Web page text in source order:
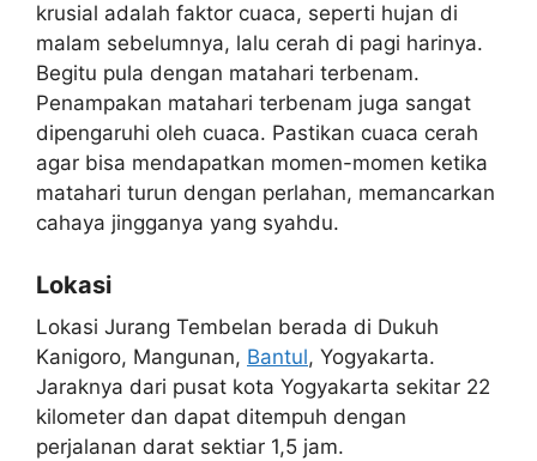
krusial adalah faktor cuaca, seperti hujan di
malam sebelumnya, lalu cerah di pagi harinya.
Begitu pula dengan matahari terbenam.
Penampakan matahari terbenam juga sangat
dipengaruhi oleh cuaca. Pastikan cuaca cerah
agar bisa mendapatkan momen-momen ketika
matahari turun dengan perlahan, memancarkan
cahaya jingganya yang syahdu.
Lokasi
Lokasi Jurang Tembelan berada di Dukuh
Kanigoro, Mangunan, Bantul, Yogyakarta.
Jaraknya dari pusat kota Yogyakarta sekitar 22
kilometer dan dapat ditempuh dengan
perjalanan darat sektiar 1,5 jam.